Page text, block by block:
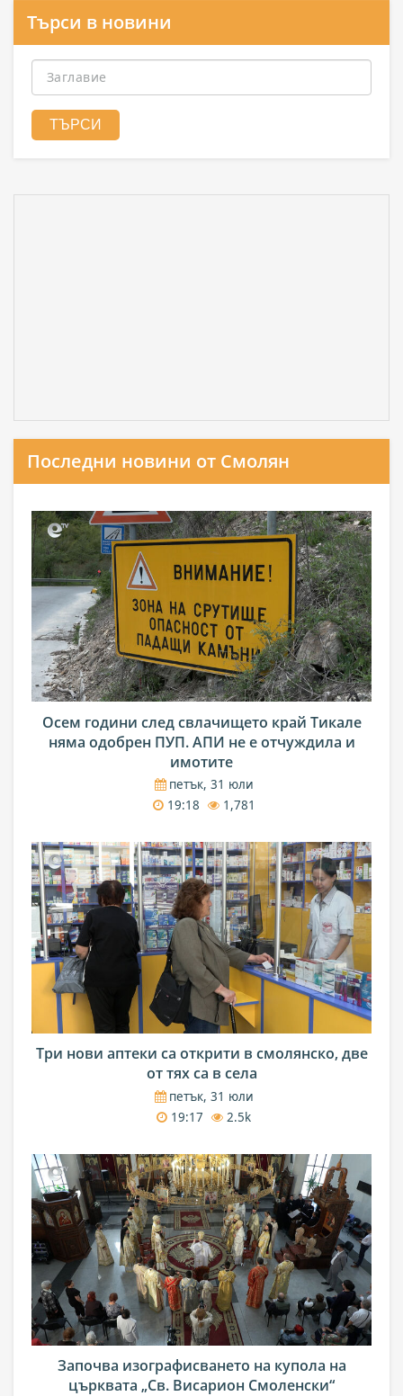
Търси в новини
Последни новини от Смолян
Осем години след свлачището край Тикале
няма одобрен ПУП. АПИ не е отчуждила и
имотите
петък, 31 юли
19:18
1,781
Три нови аптеки са открити в смолянско, две
от тях са в села
петък, 31 юли
19:17
2.5k
Започва изографисването на купола на
църквата „Св. Висарион Смоленски“